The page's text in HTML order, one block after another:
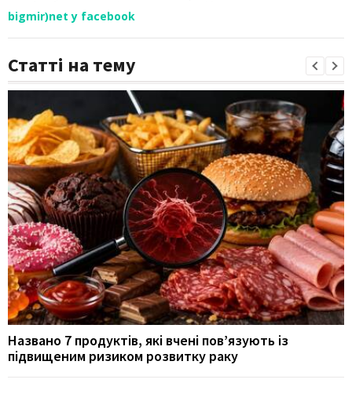
bigmir)net у facebook
Статті на тему
Названо 7 продуктів, які вчені пов’язують із
підвищеним ризиком розвитку раку